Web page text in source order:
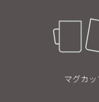
マグカッ